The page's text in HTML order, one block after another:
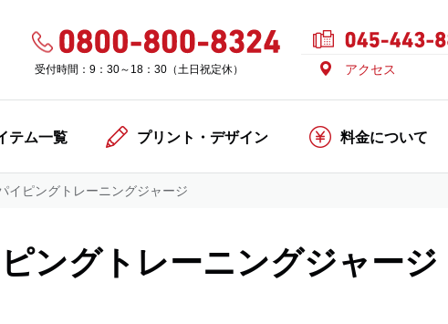
受付時間：9：30～18：30（土日祝定休） アクセス
テム一覧 プリント・デザイン 料金について
イピングトレーニングジャージ
ングトレーニングジャージ